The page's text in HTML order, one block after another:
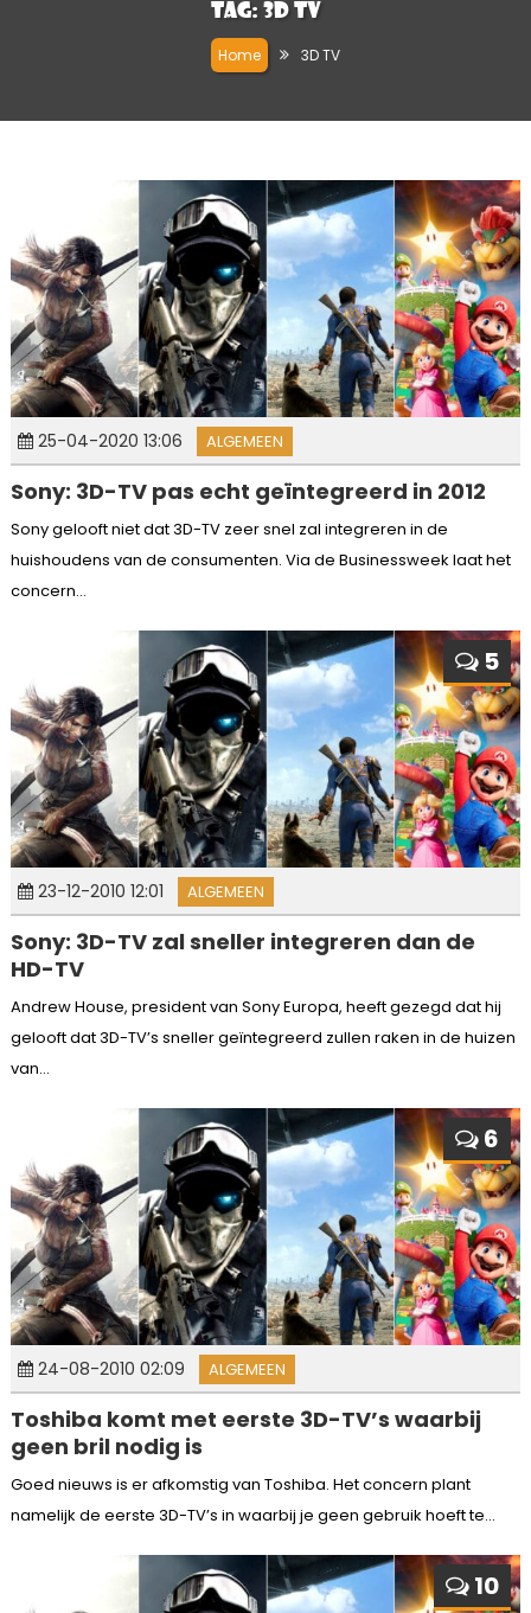
Tag: 3D TV
Home 3D TV
25-04-2020 13:06 ALGEMEEN
Sony: 3D-TV pas echt geïntegreerd in 2012
Sony gelooft niet dat 3D-TV zeer snel zal integreren in de
huishoudens van de consumenten. Via de Businessweek laat het
concern...
5
23-12-2010 12:01 ALGEMEEN
Sony: 3D-TV zal sneller integreren dan de
HD-TV
Andrew House, president van Sony Europa, heeft gezegd dat hij
gelooft dat 3D-TV’s sneller geïntegreerd zullen raken in de huizen
van...
6
24-08-2010 02:09 ALGEMEEN
Toshiba komt met eerste 3D-TV’s waarbij
geen bril nodig is
Goed nieuws is er afkomstig van Toshiba. Het concern plant
namelijk de eerste 3D-TV’s in waarbij je geen gebruik hoeft te...
10